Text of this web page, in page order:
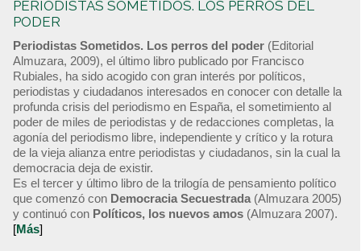
PERIODISTAS SOMETIDOS. LOS PERROS DEL
PODER
Periodistas Sometidos. Los perros del poder (Editorial
Almuzara, 2009), el último libro publicado por Francisco
Rubiales, ha sido acogido con gran interés por políticos,
periodistas y ciudadanos interesados en conocer con detalle la
profunda crisis del periodismo en España, el sometimiento al
poder de miles de periodistas y de redacciones completas, la
agonía del periodismo libre, independiente y crítico y la rotura
de la vieja alianza entre periodistas y ciudadanos, sin la cual la
democracia deja de existir.
Es el tercer y último libro de la trilogía de pensamiento político
que comenzó con Democracia Secuestrada (Almuzara 2005)
y continuó con Políticos, los nuevos amos (Almuzara 2007).
[Más]